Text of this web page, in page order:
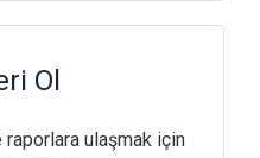
Ol
ulaşmak için